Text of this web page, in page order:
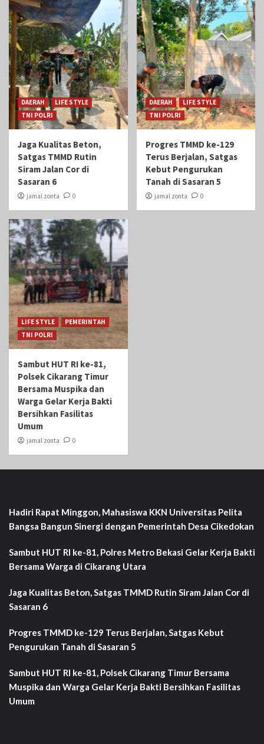
DAERAH
LIFE STYLE
TNI POLRI
Jaga Kualitas Beton,
Satgas TMMD Rutin
Siram Jalan Cor di
Sasaran 6
jamal zonta 0
DAERAH
LIFE STYLE
TNI POLRI
Progres TMMD ke-129
Terus Berjalan, Satgas
Kebut Pengurukan
Tanah di Sasaran 5
jamal zonta 0
LIFE STYLE
PEMERINTAH
TNI POLRI
Sambut HUT RI ke-81,
Polsek Cikarang Timur
Bersama Muspika dan
Warga Gelar Kerja Bakti
Bersihkan Fasilitas
Umum
jamal zonta 0
Hadiri Rapat Minggon, Mahasiswa KKN Universitas Pelita
Bangsa Bangun Sinergi dengan Pemerintah Desa Cikedokan
Sambut HUT RI ke-81, Polres Metro Bekasi Gelar Kerja Bakti
Bersama Warga di Cikarang Utara
Jaga Kualitas Beton, Satgas TMMD Rutin Siram Jalan Cor di
Sasaran 6
Progres TMMD ke-129 Terus Berjalan, Satgas Kebut
Pengurukan Tanah di Sasaran 5
Sambut HUT RI ke-81, Polsek Cikarang Timur Bersama
Muspika dan Warga Gelar Kerja Bakti Bersihkan Fasilitas
Umum